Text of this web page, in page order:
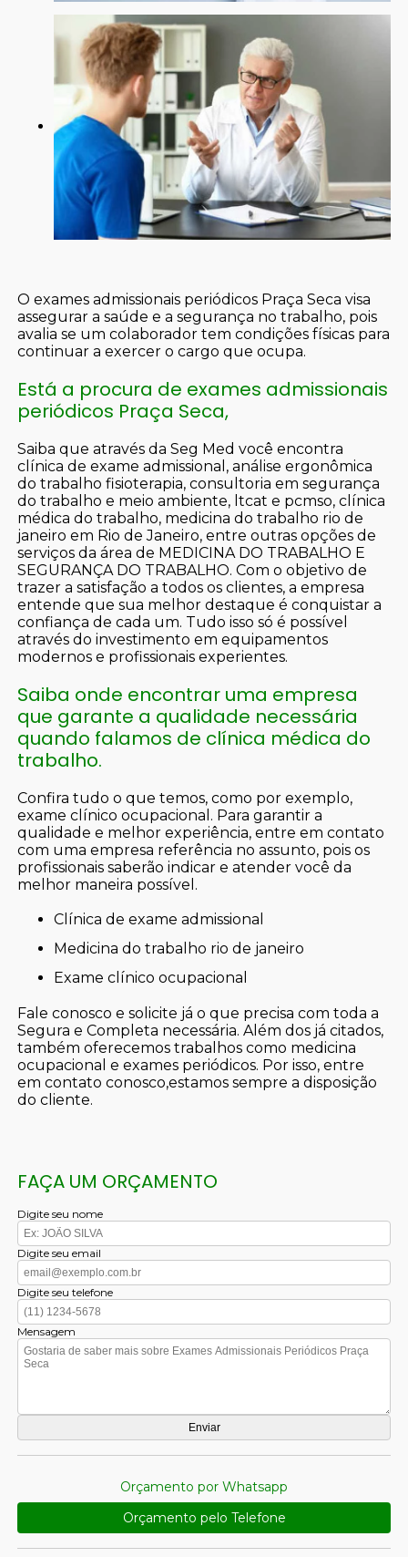
O exames admissionais periódicos Praça Seca visa
assegurar a saúde e a segurança no trabalho, pois
avalia se um colaborador tem condições físicas para
continuar a exercer o cargo que ocupa.
Está a procura de exames admissionais
periódicos Praça Seca,
Saiba que através da Seg Med você encontra
clínica de exame admissional, análise ergonômica
do trabalho fisioterapia, consultoria em segurança
do trabalho e meio ambiente, ltcat e pcmso, clínica
médica do trabalho, medicina do trabalho rio de
janeiro em Rio de Janeiro, entre outras opções de
serviços da área de MEDICINA DO TRABALHO E
SEGURANÇA DO TRABALHO. Com o objetivo de
trazer a satisfação a todos os clientes, a empresa
entende que sua melhor destaque é conquistar a
confiança de cada um. Tudo isso só é possível
através do investimento em equipamentos
modernos e profissionais experientes.
Saiba onde encontrar uma empresa
que garante a qualidade necessária
quando falamos de clínica médica do
trabalho.
Confira tudo o que temos, como por exemplo,
exame clínico ocupacional. Para garantir a
qualidade e melhor experiência, entre em contato
com uma empresa referência no assunto, pois os
profissionais saberão indicar e atender você da
melhor maneira possível.
clínica de exame admissional
medicina do trabalho rio de janeiro
exame clínico ocupacional
Fale conosco e solicite já o que precisa com toda a
Segura e Completa necessária. Além dos já citados,
também oferecemos trabalhos como medicina
ocupacional e exames periódicos. Por isso, entre
em contato conosco,estamos sempre a disposição
do cliente.
FAÇA UM ORÇAMENTO
Digite seu nome
Digite seu email
Digite seu telefone
Mensagem
Orçamento por Whatsapp
Orçamento pelo Telefone